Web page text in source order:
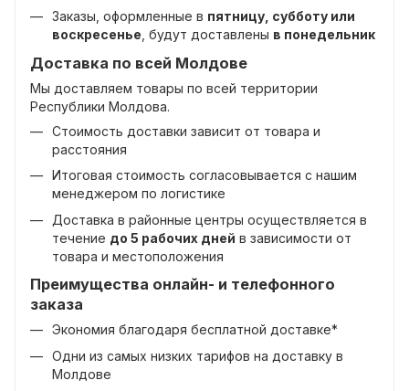
Заказы, оформленные в пятницу, субботу или
воскресенье , будут доставлены в понедельник
Доставка по всей Молдове
Мы доставляем товары по всей территории
Республики Молдова.
Стоимость доставки зависит от товара и
расстояния
Итоговая стоимость согласовывается с нашим
менеджером по логистике
Доставка в районные центры осуществляется в
течение до 5 рабочих дней в зависимости от
товара и местоположения
Преимущества онлайн- и телефонного
заказа
Экономия благодаря бесплатной доставке*
Одни из самых низких тарифов на доставку в
Молдове